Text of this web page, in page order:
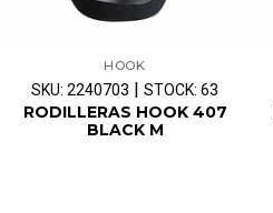
HOOK
SKU: 2240703 | STOCK: 63
RODILLERAS HOOK 407
BLACK M